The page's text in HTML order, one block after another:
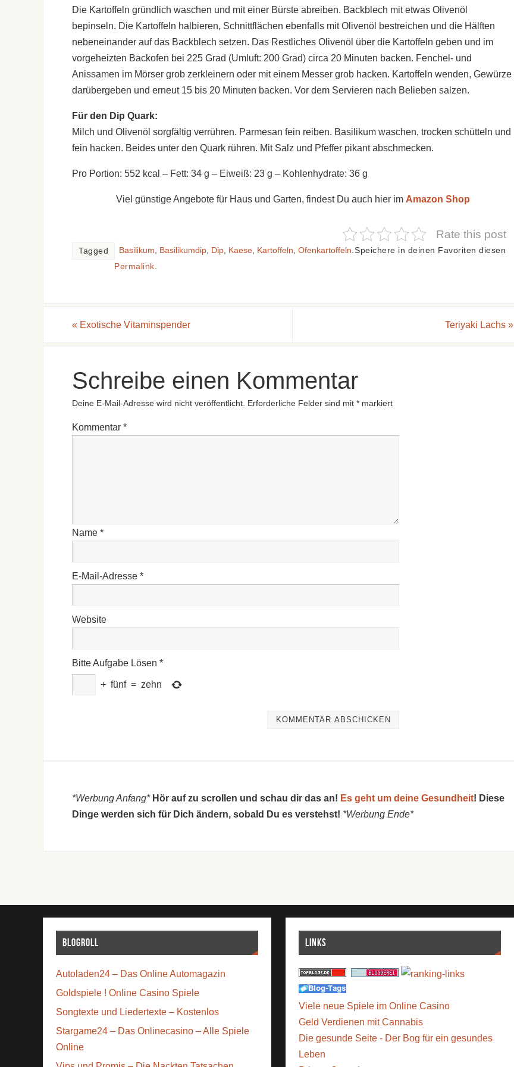
Die Kartoffeln gründlich waschen und mit einer Bürste abreiben. Backblech mit etwas Olivenöl
bepinseln. Die Kartoffeln halbieren, Schnittflächen ebenfalls mit Olivenöl bestreichen und die Hälften
nebeneinander auf das Backblech setzen. Das Restliches Olivenöl über die Kartoffeln geben und im
vorgeheizten Backofen bei 225 Grad (Umluft: 200 Grad) circa 20 Minuten backen. Fenchel- und
Anissamen im Mörser grob zerkleinern oder mit einem Messer grob hacken. Kartoffeln wenden, Gewürze
darübergeben und erneut 15 bis 20 Minuten backen. Vor dem Servieren nach Belieben salzen.
Für den Dip Quark:
Milch und Olivenöl sorgfältig verrühren. Parmesan fein reiben. Basilikum waschen, trocken schütteln und
fein hacken. Beides unter den Quark rühren. Mit Salz und Pfeffer pikant abschmecken.
Pro Portion: 552 kcal – Fett: 34 g – Eiweiß: 23 g – Kohlenhydrate: 36 g
Viel günstige Angebote für Haus und Garten, findest Du auch hier im Amazon Shop
Rate this post
Tagged Basilikum Basilikumdip Dip Kaese Kartoffeln Ofenkartoffeln Speichere in deinen Favoriten diesen
Permalink
« Exotische Vitaminspender Teriyaki Lachs »
Schreibe einen Kommentar
Deine E-Mail-Adresse wird nicht veröffentlicht. Erforderliche Felder sind mit * markiert
Kommentar *
Name *
E-Mail-Adresse *
Website
Bitte Aufgabe Lösen *
+ fünf = zehn
*Werbung Anfang* Hör auf zu scrollen und schau dir das an! Es geht um deine Gesundheit! Diese
Dinge werden sich für Dich ändern, sobald Du es verstehst! *Werbung Ende*
Blogroll
Autoladen24 – Das Online Automagazin
Goldspiele ! Online Casino Spiele
Songtexte und Liedertexte – Kostenlos
Stargame24 – Das Onlinecasino – Alle Spiele
Online
Links
Viele neue Spiele im Online Casino
Geld Verdienen mit Cannabis
Die gesunde Seite - Der Bog für ein gesundes
Leben